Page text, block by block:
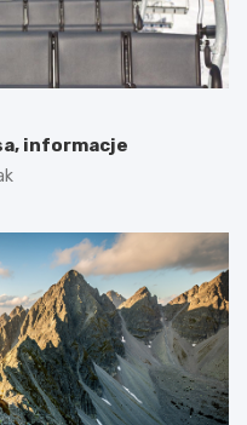
informacje